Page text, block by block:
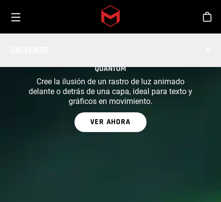
Skip to main content
QUANTUM
Cree la ilusión de un rastro de luz animado
delante o detrás de una capa, ideal para texto y
gráficos en movimiento.
VER AHORA